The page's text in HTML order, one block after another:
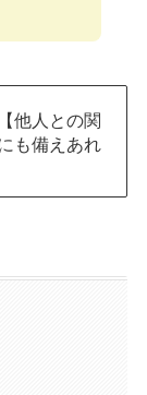
他人との関
も備えあれ